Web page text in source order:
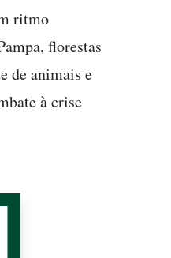
ritmo
florestas
de animais e
à crise